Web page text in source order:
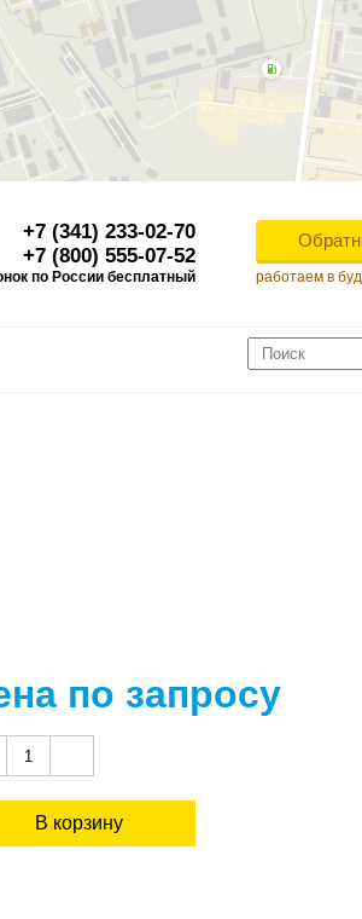
Для корректной работы Raster JS API
+7 (341) 233-02-70
+7 (800) 555-07-52
по России бесплатный работаем в
по запросу